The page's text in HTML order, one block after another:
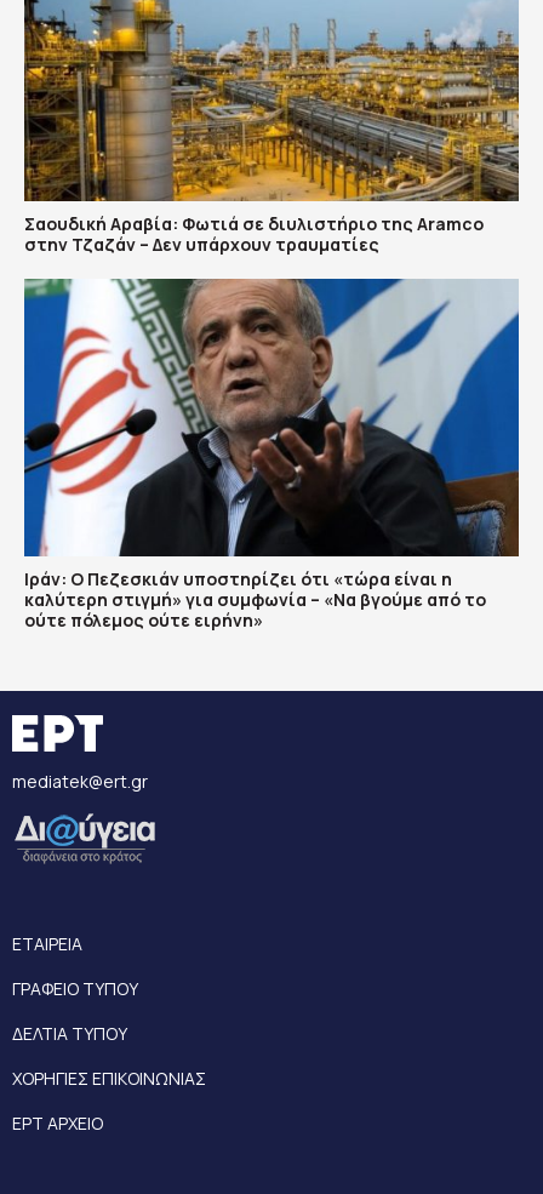
Σαουδική Αραβία: Φωτιά σε διυλιστήριο της Aramco
στην Τζαζάν – Δεν υπάρχουν τραυματίες
Ιράν: Ο Πεζεσκιάν υποστηρίζει ότι «τώρα είναι η
καλύτερη στιγμή» για συμφωνία – «Να βγούμε από το
ούτε πόλεμος ούτε ειρήνη»
mediatek@ert.gr
ΕΤΑΙΡΕΙΑ
ΓΡΑΦΕΙΟ ΤΥΠΟΥ
ΔΕΛΤΙΑ ΤΥΠΟΥ
ΧΟΡΗΓΙΕΣ ΕΠΙΚΟΙΝΩΝΙΑΣ
ΕΡΤ ΑΡΧΕΙΟ